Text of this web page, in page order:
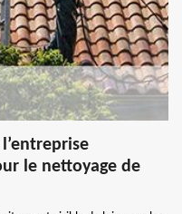
le nettoyage de